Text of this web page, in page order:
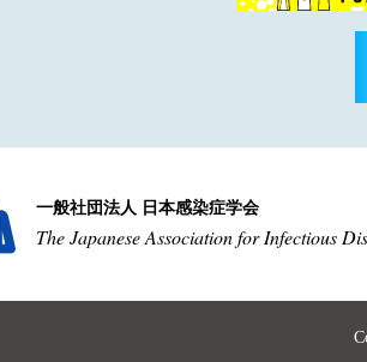
一般社団法人 日本感染症学会
The Japanese Association for Infectious